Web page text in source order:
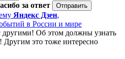
за ответ
Яндекс Дзен,
в России и мире
другими! Об этом должны узнать
Другим это тоже интересно